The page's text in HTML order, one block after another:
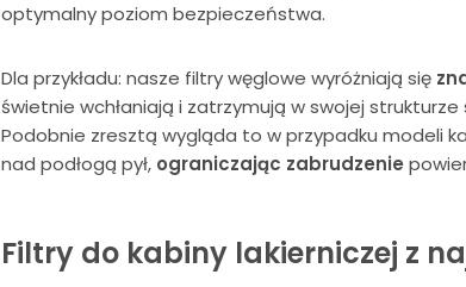
optymalny poziom bezpieczeństwa.
Dla przykładu: nasze filtry węglowe wyróżniają się
świetnie wchłaniają i zatrzymują w swojej strukturze
Podobnie zresztą wygląda to w przypadku modeli
nad podłogą pył,ograniczając zabrudzenie
Filtry do kabiny lakierniczej z